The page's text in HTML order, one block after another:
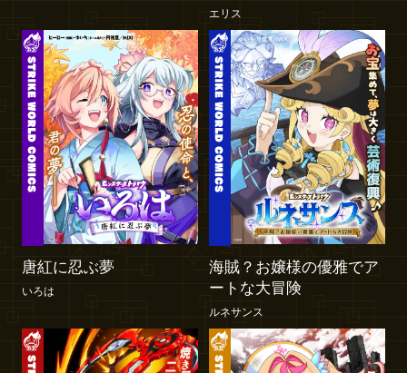
エリス
唐紅に忍ぶ夢
いろは
海賊？お嬢様の優雅でア
ートな大冒険
ルネサンス